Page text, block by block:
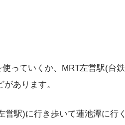
っていくか、MRT左営駅(台鉄
あります。
駅)に行き歩いて蓮池潭に行く